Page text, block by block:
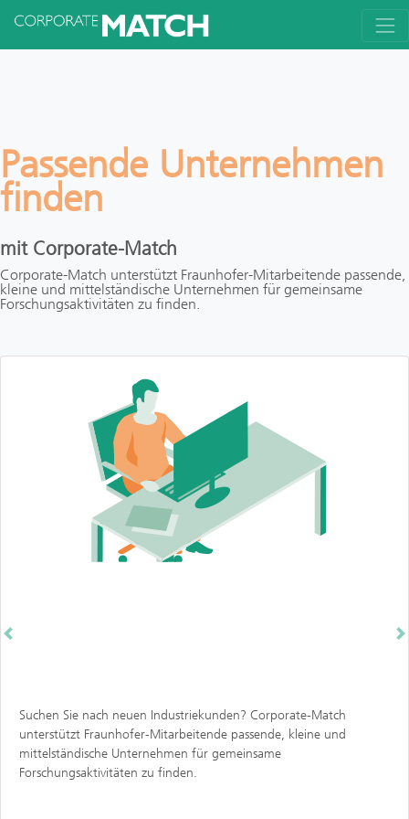
Passende Unternehmen
finden
mit Corporate-Match
Corporate-Match unterstützt Fraunhofer-Mitarbeitende passende,
kleine und mittelständische Unternehmen für gemeinsame
Forschungsaktivitäten zu finden.
Suchen Sie nach neuen Industriekunden? Corporate-Match
unterstützt Fraunhofer-Mitarbeitende passende, kleine und
mittelständische Unternehmen für gemeinsame
Forschungsaktivitäten zu finden.
Previous